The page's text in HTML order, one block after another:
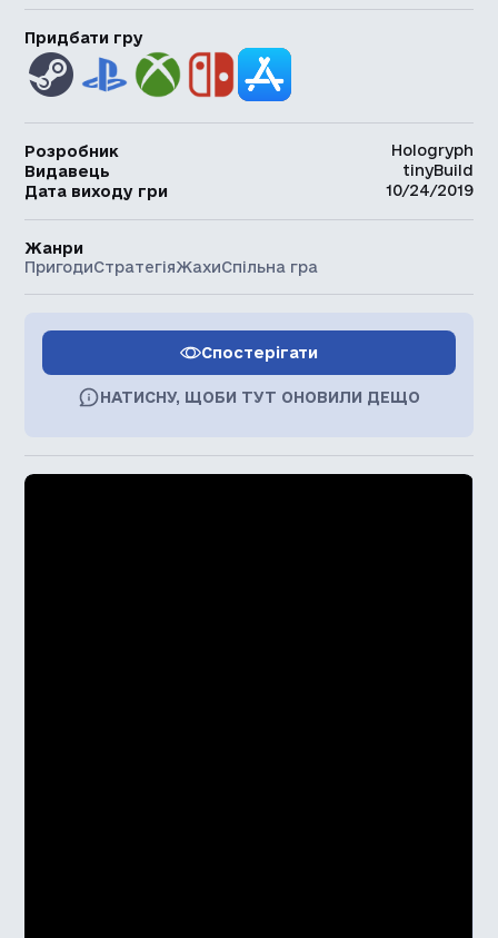
Придбати гру
Розробник
Hologryph
Видавець
tinyBuild
Дата виходу гри
10/24/2019
Жанри
ПригодиСтратегіяЖахиСпільна гра
Спостерігати
НАТИСНУ, ЩОБИ ТУТ ОНОВИЛИ ДЕЩО